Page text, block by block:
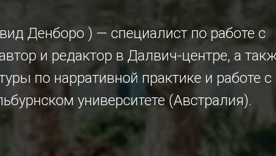
Денборо ) — специалист по работе с
и редактор в Далвич-центре, а
по нарративной практике и работе с
университете (Австралия).